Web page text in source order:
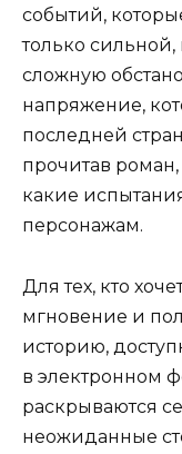
событий,
только
сложную
напряжение,
последней
прочитав
какие
персонажам.
Для тех, кто
мгновение и
историю,
в электронном
раскрываются
неожиданные